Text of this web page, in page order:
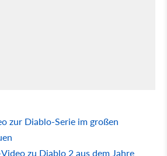
zur Diablo-Serie im großen
zu Diablo 2 aus dem Jahre